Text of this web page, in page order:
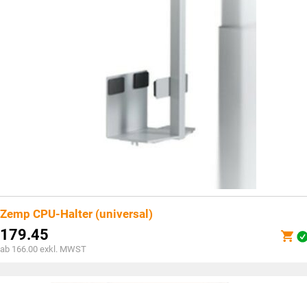
Zemp CPU-Halter (universal)
179.45
ab 166.00 exkl. MWST